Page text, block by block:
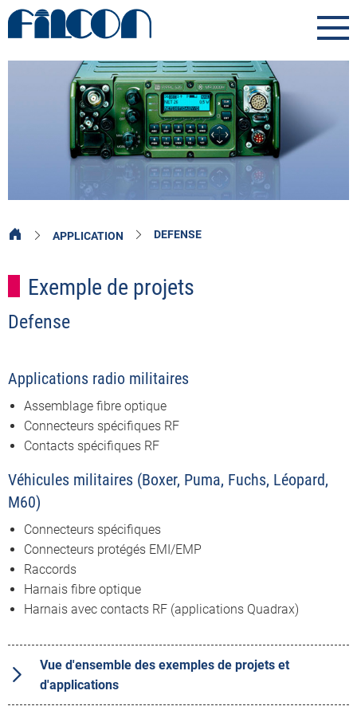
APPLICATION DEFENSE
Exemple de projets
Defense
Applications radio militaires
Assemblage fibre optique
Connecteurs spécifiques RF
Contacts spécifiques RF
Véhicules militaires (Boxer, Puma, Fuchs, Léopard,
M60)
Connecteurs spécifiques
Connecteurs protégés EMI/EMP
Raccords
Harnais fibre optique
Harnais avec contacts RF (applications Quadrax)
Vue d'ensemble des exemples de projets et
d'applications